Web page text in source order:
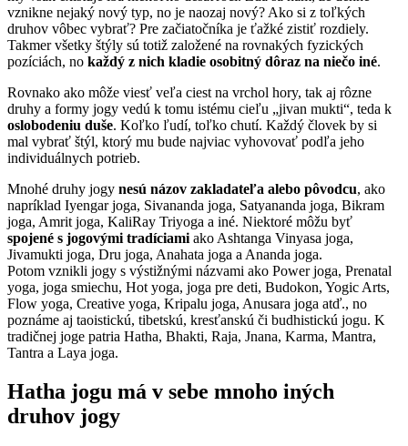
vznikne nejaký nový typ, no je naozaj nový? Ako si z toľkých
druhov vôbec vybrať? Pre začiatočníka je ťažké zistiť rozdiely.
Takmer všetky štýly sú totiž založené na rovnakých fyzických
pozíciách, no každý z nich kladie osobitný dôraz na niečo iné.
Rovnako ako môže viesť veľa ciest na vrchol hory, tak aj rôzne
druhy a formy jogy vedú k tomu istému cieľu „jivan mukti“, teda k
oslobodeniu duše. Koľko ľudí, toľko chutí. Každý človek by si
mal vybrať štýl, ktorý mu bude najviac vyhovovať podľa jeho
individuálnych potrieb.
Mnohé druhy jogy nesú názov zakladateľa alebo pôvodcu, ako
napríklad Iyengar joga, Sivananda joga, Satyananda joga, Bikram
joga, Amrit joga, KaliRay Triyoga a iné. Niektoré môžu byť
spojené s jogovými tradíciami ako Ashtanga Vinyasa joga,
Jivamukti joga, Dru joga, Anahata joga a Ananda joga.
Potom vznikli jogy s výstižnými názvami ako Power joga, Prenatal
yoga, joga smiechu, Hot yoga, joga pre deti, Budokon, Yogic Arts,
Flow yoga, Creative yoga, Kripalu joga, Anusara joga atď., no
poznáme aj taoistickú, tibetskú, kresťanskú či budhistickú jogu. K
tradičnej joge patria Hatha, Bhakti, Raja, Jnana, Karma, Mantra,
Tantra a Laya joga.
Hatha jogu má v sebe mnoho iných
druhov jogy